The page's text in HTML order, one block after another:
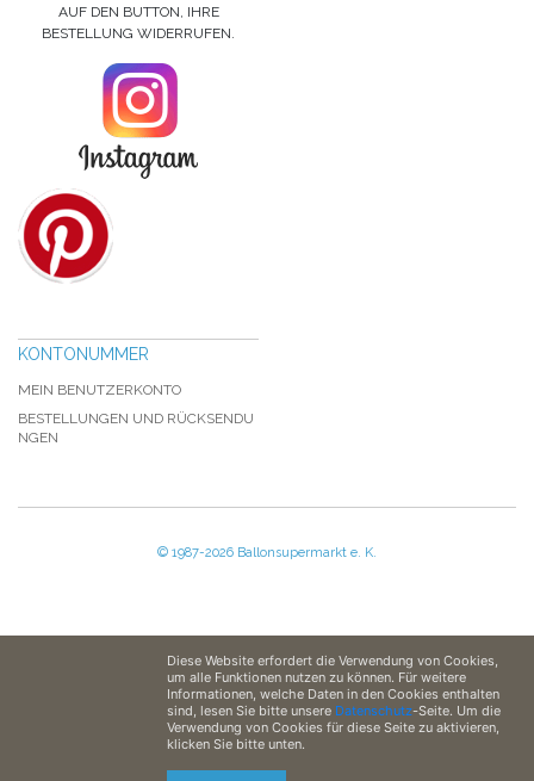
AUF DEN BUTTON, IHRE
BESTELLUNG WIDERRUFEN.
KONTONUMMER
MEIN BENUTZERKONTO
BESTELLUNGEN UND RÜCKSENDU
NGEN
© 1987-2026 Ballonsupermarkt e. K.
Diese Website erfordert die Verwendung von Cookies,
um alle Funktionen nutzen zu können. Für weitere
Informationen, welche Daten in den Cookies enthalten
sind, lesen Sie bitte unsere Datenschutz-Seite. Um die
Verwendung von Cookies für diese Seite zu aktivieren,
klicken Sie bitte unten.